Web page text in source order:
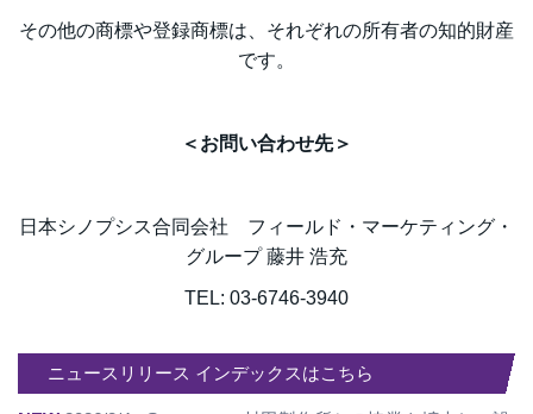
その他の商標や登録商標は、それぞれの所有者の知的財産
です。
＜お問い合わせ先＞
日本シノプシス合同会社 フィールド・マーケティング・
グループ 藤井 浩充
TEL: 03-6746-3940
ニュースリリース インデックスはこちら